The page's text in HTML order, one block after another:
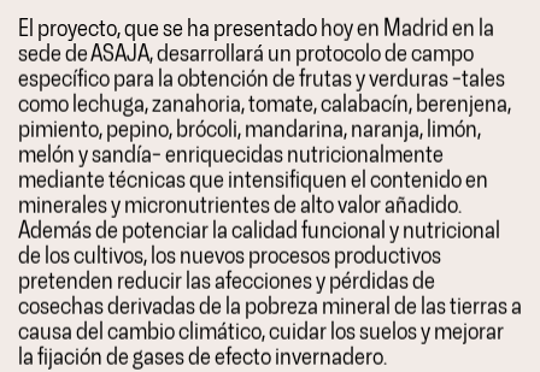
El proyecto, que se ha presentado hoy en Madrid en la
sede de ASAJA, desarrollará un protocolo de campo
específico para la obtención de frutas y verduras –tales
como lechuga, zanahoria, tomate, calabacín, berenjena,
pimiento, pepino, brócoli, mandarina, naranja, limón,
melón y sandía– enriquecidas nutricionalmente
mediante técnicas que intensifiquen el contenido en
minerales y micronutrientes de alto valor añadido.
Además de potenciar la calidad funcional y nutricional
de los cultivos, los nuevos procesos productivos
pretenden reducir las afecciones y pérdidas de
cosechas derivadas de la pobreza mineral de las tierras a
causa del cambio climático, cuidar los suelos y mejorar
la fijación de gases de efecto invernadero.